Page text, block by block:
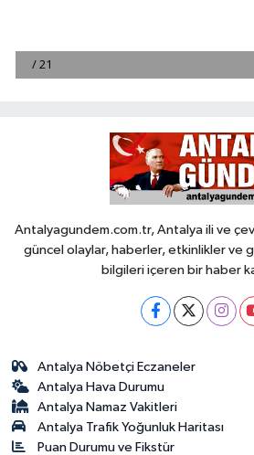
Antalyagundem.com.tr, Antalya ili ve
güncel olaylar, haberler, etkinlikler ve
bilgileri içeren bir haber
Antalya Nöbetçi Eczaneler
Antalya Hava Durumu
Antalya Namaz Vakitleri
Antalya Trafik Yoğunluk Haritası
Puan Durumu ve Fikstür